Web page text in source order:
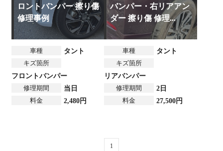
ロントバンパー 擦り傷
修理事例
車種
タント
キズ箇所
フロントバンパー
修理期間
当日
料金
2,480円
バンパー・右リアアン
ダー 擦り傷 修理...
車種
タント
キズ箇所
リアバンパー
修理期間
2日
料金
27,500円
1